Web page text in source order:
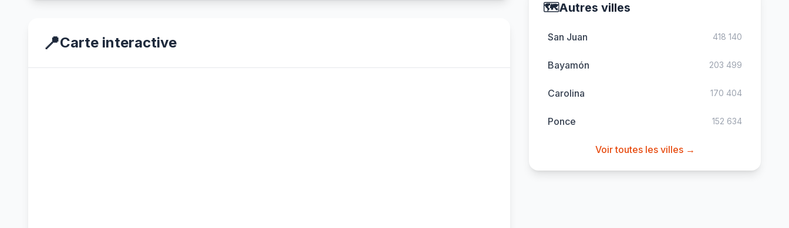
📍Carte interactive
🗺️Autres villes
San Juan 418 140
Bayamón 203 499
Carolina 170 404
Ponce 152 634
Voir toutes les villes →